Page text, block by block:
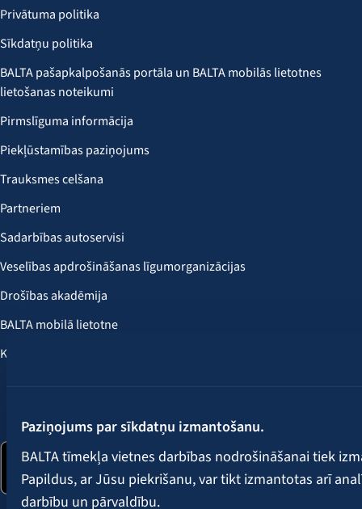
Paziņojums par sīkdatņu izmantošanu.
BALTA tīmekļa vietnes darbības nodrošināšanai tiek
Papildus, ar Jūsu piekrišanu, var tikt izmantotas arī
darbību un pārvaldību.
Privātuma politika
Sīkdatņu politika
BALTA pašapkalpošanās portāla un BALTA mobilās lietotnes
lietošanas noteikumi
Pirmslīguma informācija
Piekļūstamības paziņojums
Trauksmes celšana
Partneriem
Sadarbības autoservisi
Veselības apdrošināšanas līgumorganizācijas
Drošības akadēmija
BALTA mobilā lietotne
Klientu labumi